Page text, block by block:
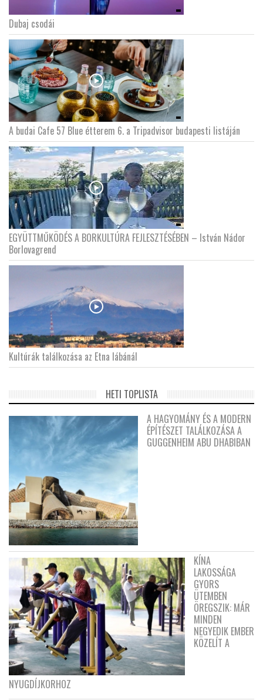
Dubaj csodái
A budai Cafe 57 Blue étterem 6. a Tripadvisor budapesti listáján
EGYÜTTMŰKÖDÉS A BORKULTÚRA FEJLESZTÉSÉBEN – István Nádor
Borlovagrend
Kultúrák találkozása az Etna lábánál
HETI TOPLISTA
A HAGYOMÁNY ÉS A MODERN
ÉPÍTÉSZET TALÁLKOZÁSA A
GUGGENHEIM ABU DHABIBAN
KÍNA
LAKOSSÁGA
GYORS
ÜTEMBEN
ÖREGSZIK: MÁR
MINDEN
NEGYEDIK EMBER
KÖZELÍT A
NYUGDÍJKORHOZ